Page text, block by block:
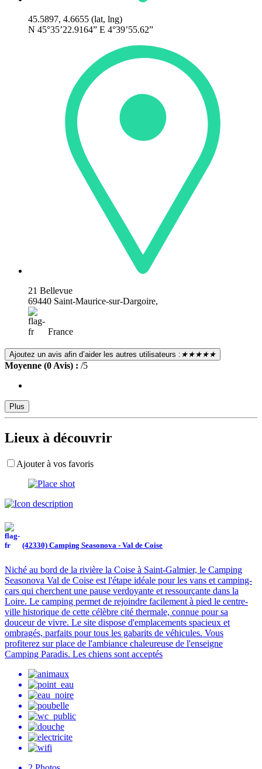
45.5897, 4.6655 (lat, lng)
N 45°35’22.9164” E 4°39’55.62”
21 Bellevue
69440 Saint-Maurice-sur-Dargoire,
France
Ajoutez un avis afin d’aider les autres utilisateurs : ★★★★★
Moyenne (0 Avis) : /5
Plus
Lieux à découvrir
Ajouter à vos favoris
(42330) Camping Seasonova - Val de Coise
Niché au bord de la rivière la Coise à Saint-Galmier, le Camping
Seasonova Val de Coise est l'étape idéale pour les vans et camping-
cars qui cherchent une pause verdoyante et ressourçante dans la
Loire. Le camping permet de rejoindre facilement à pied le centre-
ville historique de cette célèbre cité thermale, connue pour sa
douceur de vivre. Le site dispose d'emplacements spacieux et
ombragés, parfaits pour tous les gabarits de véhicules. Vous
profiterez sur place de l'ambiance chaleureuse de l'enseigne
Camping Paradis. Les chiens sont acceptés